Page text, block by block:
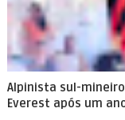
Alpinista sul-
Everest após um